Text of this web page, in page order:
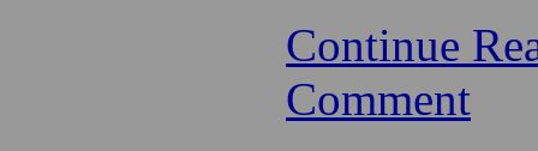
Continue
Comment